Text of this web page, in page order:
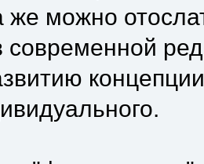
можно
современной